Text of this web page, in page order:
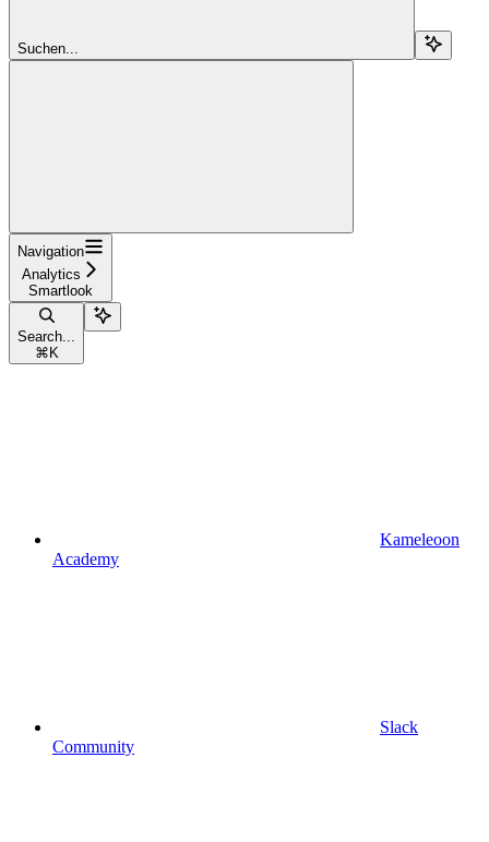
Suchen...
Navigation
Analytics
Smartlook
Search...
⌘ K
Kameleoon
Academy
Slack
Community